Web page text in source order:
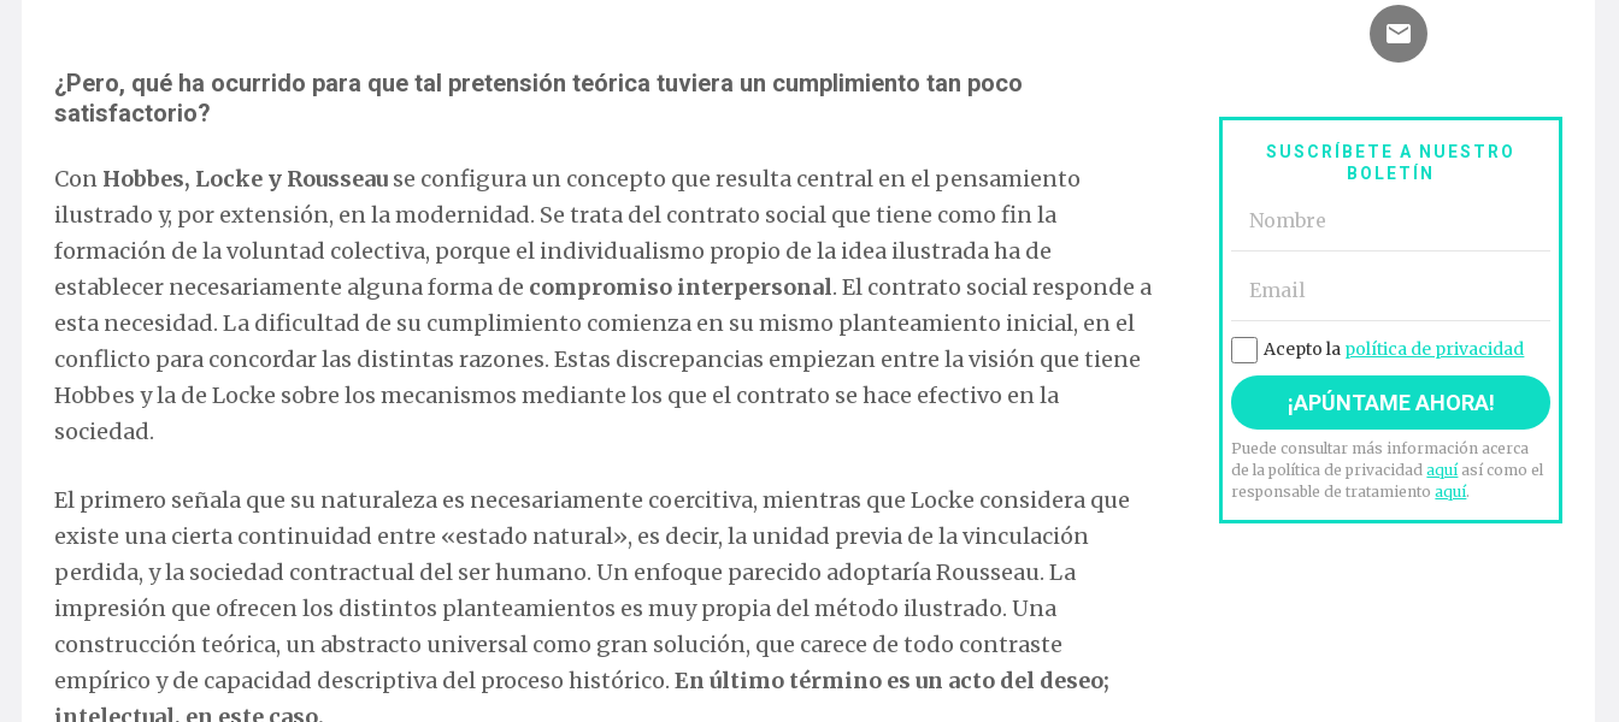
¿Pero, qué ha ocurrido para que tal pretensión teórica tuviera un cumplimiento tan poco
satisfactorio?
Con Hobbes, Locke y Rousseau se configura un concepto que resulta central en el pensamiento
ilustrado y, por extensión, en la modernidad. Se trata del contrato social que tiene como fin la
formación de la voluntad colectiva, porque el individualismo propio de la idea ilustrada ha de
establecer necesariamente alguna forma de compromiso interpersonal. El contrato social responde a
esta necesidad. La dificultad de su cumplimiento comienza en su mismo planteamiento inicial, en el
conflicto para concordar las distintas razones. Estas discrepancias empiezan entre la visión que tiene
Hobbes y la de Locke sobre los mecanismos mediante los que el contrato se hace efectivo en la
sociedad.
El primero señala que su naturaleza es necesariamente coercitiva, mientras que Locke considera que
existe una cierta continuidad entre «estado natural», es decir, la unidad previa de la vinculación
perdida, y la sociedad contractual del ser humano. Un enfoque parecido adoptaría Rousseau. La
impresión que ofrecen los distintos planteamientos es muy propia del método ilustrado. Una
construcción teórica, un abstracto universal como gran solución, que carece de todo contraste
empírico y de capacidad descriptiva del proceso histórico. En último término es un acto del deseo;
intelectual, en este caso.
SUSCRÍBETE A NUESTRO
BOLETÍN
Acepto la política de privacidad
Puede consultar más información acerca
de la política de privacidadaquíasí como el
responsable de tratamientoaquí.